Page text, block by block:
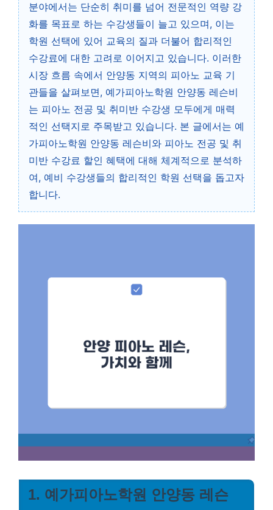
분야에서는 단순히 취미를 넘어 전문적인 역량 강
화를 목표로 하는 수강생들이 늘고 있으며, 이는
학원 선택에 있어 교육의 질과 더불어 합리적인
수강료에 대한 고려로 이어지고 있습니다. 이러한
시장 흐름 속에서 안양동 지역의 피아노 교육 기
관들을 살펴보면, 예가피아노학원 안양동 레슨비
는 피아노 전공 및 취미반 수강생 모두에게 매력
적인 선택지로 주목받고 있습니다. 본 글에서는 예
가피아노학원 안양동 레슨비와 피아노 전공 및 취
미반 수강료 할인 혜택에 대해 체계적으로 분석하
여, 예비 수강생들의 합리적인 학원 선택을 돕고자
합니다.
1. 예가피아노학원 안양동 레슨